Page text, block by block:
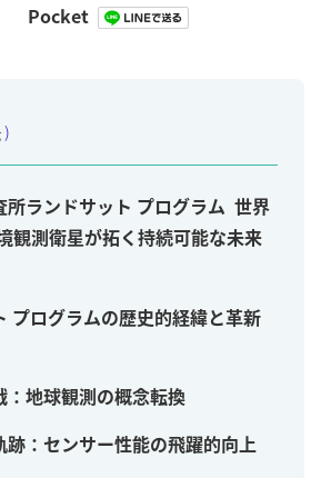
Pocket
所ランドサット プログラム 世界
観測衛星が拓く持続可能な未来
プログラムの歴史的経緯と革新
：地球観測の概念転換
跡：センサー性能の飛躍的向上